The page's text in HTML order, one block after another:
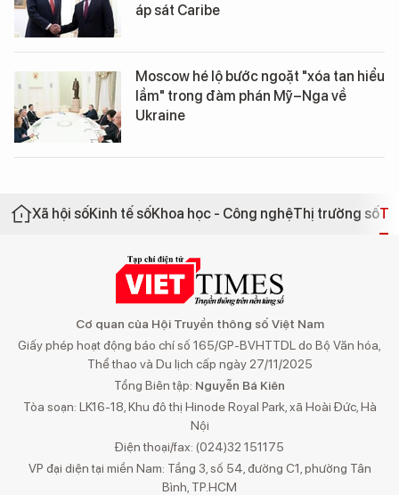
áp sát Caribe
Moscow hé lộ bước ngoặt "xóa tan hiểu
lầm" trong đàm phán Mỹ–Nga về
Ukraine
Xã hội sốKinh tế sốKhoa học - Công nghệThị trường số
Cơ quan của Hội Truyền thông số Việt Nam
Giấy phép hoạt động báo chí số 165/GP-BVHTTDL do Bộ Văn hóa,
Thể thao và Du lịch cấp ngày 27/11/2025
Tổng Biên tập: Nguyễn Bá Kiên
Tòa soạn: LK16-18, Khu đô thị Hinode Royal Park, xã Hoài Đức, Hà
Nội
Điện thoại/fax: (024)32 151175
VP đại diện tại miền Nam: Tầng 3, số 54, đường C1, phường Tân
Bình, TP.HCM